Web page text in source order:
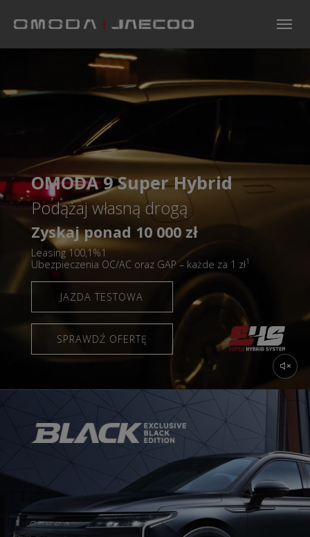
OMODA 9 Super Hybrid
Podążaj własną drogą
Zyskaj ponad 10 000 zł
Leasing 100,1%1
Ubezpieczenia OC/AC oraz GAP – każde za 1 zł1
JAZDA TESTOWA
SPRAWDŹ OFERTĘ